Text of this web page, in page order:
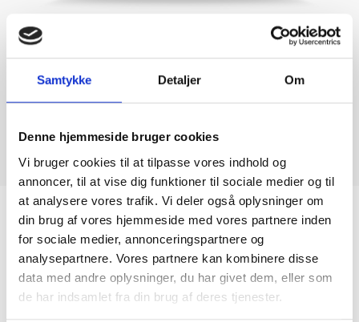
Samtykke Detaljer Om
Denne hjemmeside bruger cookies
Vi bruger cookies til at tilpasse vores indhold og
annoncer, til at vise dig funktioner til sociale medier og til
at analysere vores trafik. Vi deler også oplysninger om
din brug af vores hjemmeside med vores partnere inden
for sociale medier, annonceringspartnere og
analysepartnere. Vores partnere kan kombinere disse
data med andre oplysninger, du har givet dem, eller som
de har indsamlet fra din brug af deres tjenester.
Sabbia
Relaterede Varer